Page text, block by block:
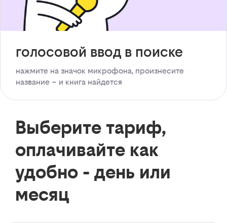
голосовой ввод в поиске
нажмите на значок микрофона, произнесите
название – и книга найдется
Выберите тариф,
оплачивайте как
удобно - день или
месяц